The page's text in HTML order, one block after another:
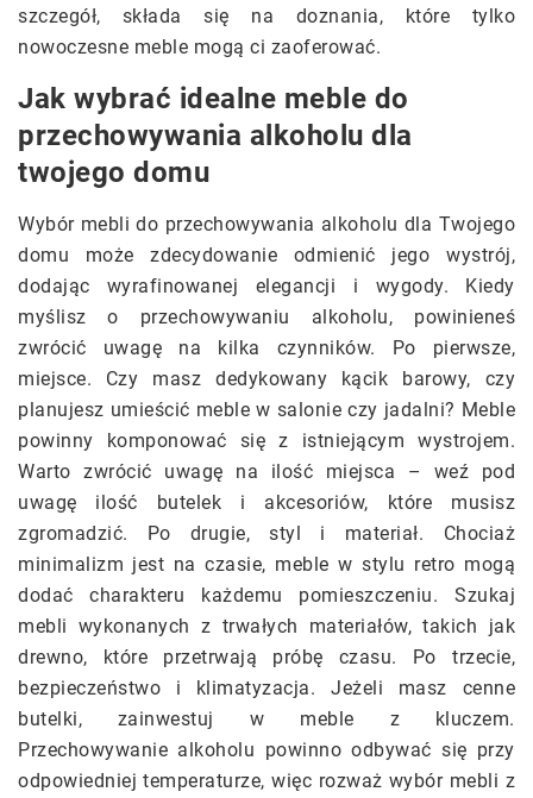
szczegół, składa się na doznania, które tylko
nowoczesne meble mogą ci zaoferować.
Jak wybrać idealne meble do
przechowywania alkoholu dla
twojego domu
Wybór mebli do przechowywania alkoholu dla Twojego
domu może zdecydowanie odmienić jego wystrój,
dodając wyrafinowanej elegancji i wygody. Kiedy
myślisz o przechowywaniu alkoholu, powinieneś
zwrócić uwagę na kilka czynników. Po pierwsze,
miejsce. Czy masz dedykowany kącik barowy, czy
planujesz umieścić meble w salonie czy jadalni? Meble
powinny komponować się z istniejącym wystrojem.
Warto zwrócić uwagę na ilość miejsca – weź pod
uwagę ilość butelek i akcesoriów, które musisz
zgromadzić. Po drugie, styl i materiał. Chociaż
minimalizm jest na czasie, meble w stylu retro mogą
dodać charakteru każdemu pomieszczeniu. Szukaj
mebli wykonanych z trwałych materiałów, takich jak
drewno, które przetrwają próbę czasu. Po trzecie,
bezpieczeństwo i klimatyzacja. Jeżeli masz cenne
butelki, zainwestuj w meble z kluczem.
Przechowywanie alkoholu powinno odbywać się przy
odpowiedniej temperaturze, więc rozważ wybór mebli z